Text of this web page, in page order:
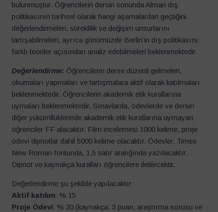
bulunmuştur. Öğrencilerin dersin sonunda Alman dış
politikasının tarihsel olarak hangi aşamalardan geçtiğini
değerlendirmeleri, süreklilik ve değişim unsurlarını
tartışabilmeleri, ayrıca günümüzde Berlin’in dış politikasını
farklı teoriler açısından analiz edebilmeleri beklenmektedir.
Değerlendirme: Öğrencilerin derse düzenli gelmeleri,
okumaları yapmaları ve tartışmalara aktif olarak katılmaları
beklenmektedir. Öğrencilerin akademik etik kurallarına
uymaları beklenmektedir. Sınavlarda, ödevlerde ve dersin
diğer yükümllüklerinde akademik etik kurallarına uymayan
öğrenciler FF alacaktır. Film incelemesi 1000 kelime, proje
ödevi dipnotlar dahil 5000 kelime olacaktır. Ödevler, Times
New Roman fontunda, 1,5 satır aralığında yazılacaktır.
Dipnot ve kaynakça kuralları öğrencilere iletilecektir.
Değerlendirme şu şekilde yapılacaktır:
Aktif katılım: % 15
Proje Ödevi: % 20 (kaynakça: 3 puan, araştırma sorusu ve